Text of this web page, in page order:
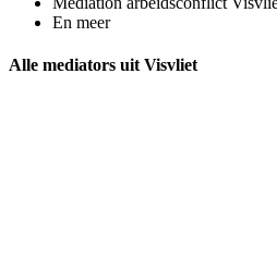
En meer
Alle mediators uit Visvliet